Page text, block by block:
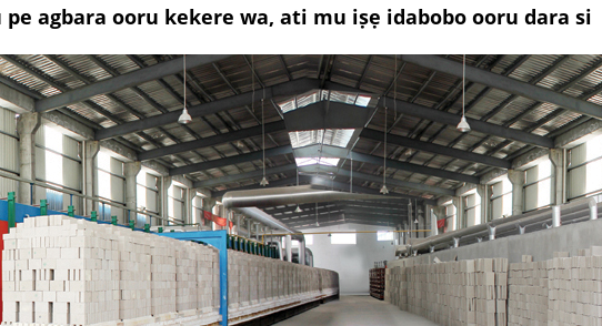
agbara ooru kekere wa, ati mu iṣẹ idabobo ooru dara si